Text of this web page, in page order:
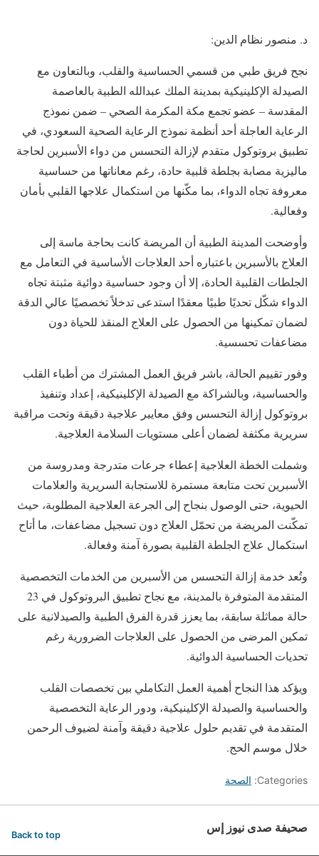
د. منصور نظام الدين:
نجح فريق طبي من قسمي الحساسية والقلب، وبالتعاون مع
الصيدلة الإكلينيكية بمدينة الملك عبدالله الطبية بالعاصمة
المقدسة – عضو تجمع مكة المكرمة الصحي – ضمن نموذج
الرعاية العاجلة أحد أنظمة نموذج الرعاية الصحية السعودي، في
تطبيق بروتوكول متقدم لإزالة التحسس من دواء الأسبرين لحاجة
ماليزية مصابة بجلطة قلبية حادة، رغم معاناتها من حساسية
معروفة تجاه الدواء، بما مكّنها من استكمال علاجها القلبي بأمان
وفعالية.
وأوضحت المدينة الطبية أن المريضة كانت بحاجة ماسة إلى
العلاج بالأسبرين باعتباره أحد العلاجات الأساسية في التعامل مع
الجلطات القلبية الحادة، إلا أن وجود حساسية دوائية مثبتة تجاه
الدواء شكّل تحديًا طبيًا معقدًا استدعى تدخلاً تخصصيًا عالي الدقة
لضمان تمكينها من الحصول على العلاج المنقذ للحياة دون
مضاعفات تحسسية.
وفور تقييم الحالة، باشر فريق العمل المشترك من أطباء القلب
والحساسية، وبالشراكة مع الصيدلة الإكلينيكية، إعداد وتنفيذ
بروتوكول إزالة التحسس وفق معايير علاجية دقيقة وتحت مراقبة
سريرية مكثفة لضمان أعلى مستويات السلامة العلاجية.
وشملت الخطة العلاجية إعطاء جرعات متدرجة ومدروسة من
الأسبرين تحت متابعة مستمرة للاستجابة السريرية والعلامات
الحيوية، حتى الوصول بنجاح إلى الجرعة العلاجية المطلوبة، حيث
تمكّنت المريضة من تحمّل العلاج دون تسجيل مضاعفات، ما أتاح
استكمال علاج الجلطة القلبية بصورة آمنة وفعالة.
وتُعد خدمة إزالة التحسس من الأسبرين من الخدمات التخصصية
المتقدمة المتوفرة بالمدينة، مع نجاح تطبيق البروتوكول في 23
حالة مماثلة سابقة، بما يعزز قدرة الفرق الطبية والصيدلانية على
تمكين المرضى من الحصول على العلاجات الضرورية رغم
تحديات الحساسية الدوائية.
ويؤكد هذا النجاح أهمية العمل التكاملي بين تخصصات القلب
والحساسية والصيدلة الإكلينيكية، ودور الرعاية التخصصية
المتقدمة في تقديم حلول علاجية دقيقة وآمنة لضيوف الرحمن
خلال موسم الحج.
Categories: الصحة
صحيفة صدى نيوز إس Back to top